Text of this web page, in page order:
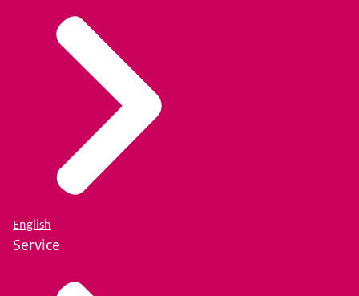
English
Service